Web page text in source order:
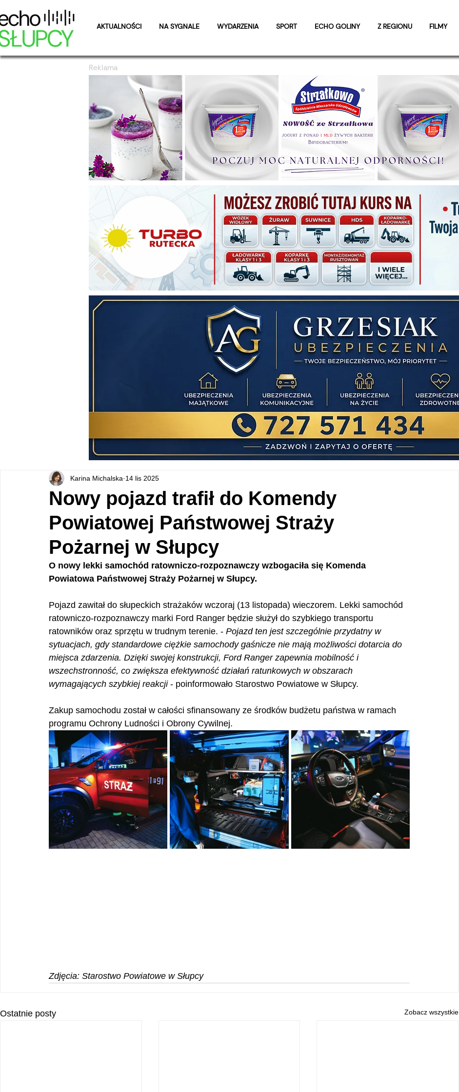
AKTUALNOŚCI NA SYGNALE WYDARZENIA SPORT ECHO GOLINY Z REGIONU FILMY
Reklama
Nowy pojazd trafił do Komendy
Powiatowej Państwowej Straży
Pożarnej w Słupcy
Karina Michalska 14 lis 2025
O nowy lekki samochód ratowniczo-rozpoznawczy wzbogaciła się Komenda
Powiatowa Państwowej Straży Pożarnej w Słupcy.
Pojazd zawitał do słupeckich strażaków wczoraj (13 listopada) wieczorem. Lekki samochód
ratowniczo-rozpoznawczy marki Ford Ranger będzie służył do szybkiego transportu
ratowników oraz sprzętu w trudnym terenie. - Pojazd ten jest szczególnie przydatny w
sytuacjach, gdy standardowe ciężkie samochody gaśnicze nie mają możliwości dotarcia do
miejsca zdarzenia. Dzięki swojej konstrukcji, Ford Ranger zapewnia mobilność i
wszechstronność, co zwiększa efektywność działań ratunkowych w obszarach
wymagających szybkiej reakcji - poinformowało Starostwo Powiatowe w Słupcy.
Zakup samochodu został w całości sfinansowany ze środków budżetu państwa w ramach
programu Ochrony Ludności i Obrony Cywilnej.
Zdjęcia: Starostwo Powiatowe w Słupcy
Ostatnie posty Zobacz wszystkie